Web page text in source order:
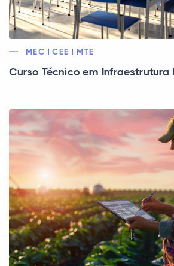
MEC | CEE | MTE
Curso Técnico em Infraestrutura